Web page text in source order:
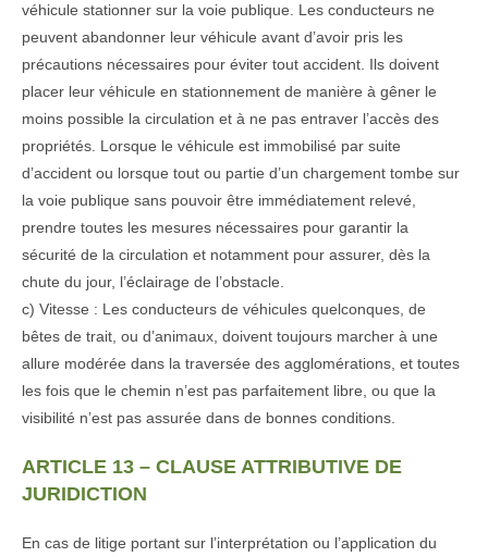
véhicule stationner sur la voie publique. Les conducteurs ne
peuvent abandonner leur véhicule avant d’avoir pris les
précautions nécessaires pour éviter tout accident. Ils doivent
placer leur véhicule en stationnement de manière à gêner le
moins possible la circulation et à ne pas entraver l’accès des
propriétés. Lorsque le véhicule est immobilisé par suite
d’accident ou lorsque tout ou partie d’un chargement tombe sur
la voie publique sans pouvoir être immédiatement relevé,
prendre toutes les mesures nécessaires pour garantir la
sécurité de la circulation et notamment pour assurer, dès la
chute du jour, l’éclairage de l’obstacle.
c) Vitesse : Les conducteurs de véhicules quelconques, de
bêtes de trait, ou d’animaux, doivent toujours marcher à une
allure modérée dans la traversée des agglomérations, et toutes
les fois que le chemin n’est pas parfaitement libre, ou que la
visibilité n’est pas assurée dans de bonnes conditions.
ARTICLE 13 – CLAUSE ATTRIBUTIVE DE
JURIDICTION
En cas de litige portant sur l’interprétation ou l’application du